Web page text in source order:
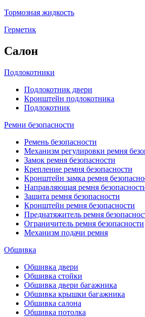
Тормозная жидкость
Герметик
Салон
Подлокотники
Подлокотник двери
Кронштейн подлокотника
Подлокотник
Ремни безопасности
Ремень безопасности
Механизм регулировки ремня
Замок ремня безопасности
Крепление ремня безопасности
Кронштейн замка ремня
Направляющая ремня
Защита ремня безопасности
Кронштейн ремня безопасности
Преднатяжитель ремня
Ограничитель ремня безопасности
Механизм подачи ремня
Обшивка
Обшивка двери
Обшивка стойки
Обшивка двери багажника
Обшивка крышки багажника
Обшивка салона
Обшивка потолка